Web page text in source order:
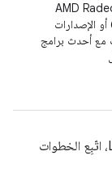
AMD
6600 أو الإصدارات
مع أحدث برامج
لتثبيت استوديو Android على نظام التشغيل Linux، اتّبِع الخطوات